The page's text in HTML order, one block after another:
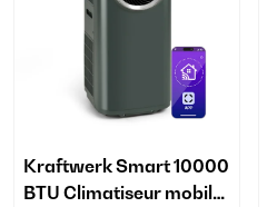
Kraftwerk Smart 10000
BTU Climatiseur mobile